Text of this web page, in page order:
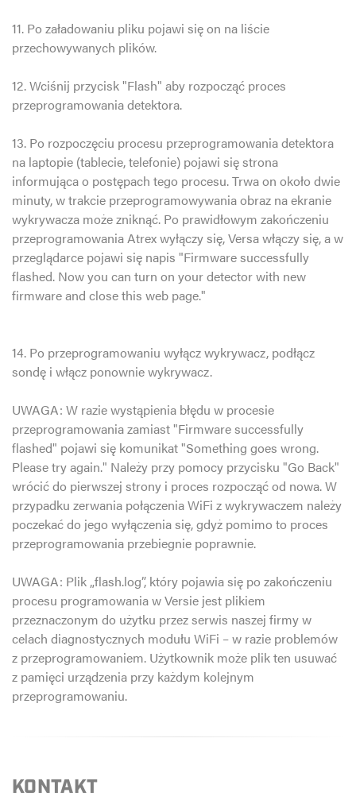
11. Po załadowaniu pliku pojawi się on na liście
przechowywanych plików.
12. Wciśnij przycisk "Flash" aby rozpocząć proces
przeprogramowania detektora.
13. Po rozpoczęciu procesu przeprogramowania detektora
na laptopie (tablecie, telefonie) pojawi się strona
informująca o postępach tego procesu. Trwa on około dwie
minuty, w trakcie przeprogramowywania obraz na ekranie
wykrywacza może zniknąć. Po prawidłowym zakończeniu
przeprogramowania Atrex wyłączy się, Versa włączy się, a w
przeglądarce pojawi się napis "Firmware successfully
flashed. Now you can turn on your detector with new
firmware and close this web page."
14. Po przeprogramowaniu wyłącz wykrywacz, podłącz
sondę i włącz ponownie wykrywacz.
UWAGA: W razie wystąpienia błędu w procesie
przeprogramowania zamiast "Firmware successfully
flashed" pojawi się komunikat "Something goes wrong.
Please try again." Należy przy pomocy przycisku "Go Back"
wrócić do pierwszej strony i proces rozpocząć od nowa. W
przypadku zerwania połączenia WiFi z wykrywaczem należy
poczekać do jego wyłączenia się, gdyż pomimo to proces
przeprogramowania przebiegnie poprawnie.
UWAGA: Plik „flash.log”, który pojawia się po zakończeniu
procesu programowania w Versie jest plikiem
przeznaczonym do użytku przez serwis naszej firmy w
celach diagnostycznych modułu WiFi – w razie problemów
z przeprogramowaniem. Użytkownik może plik ten usuwać
z pamięci urządzenia przy każdym kolejnym
przeprogramowaniu.
KONTAKT